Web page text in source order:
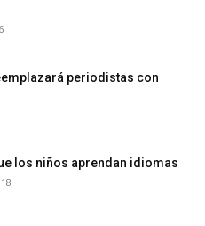
periodistas con
los niños aprendan idiomas